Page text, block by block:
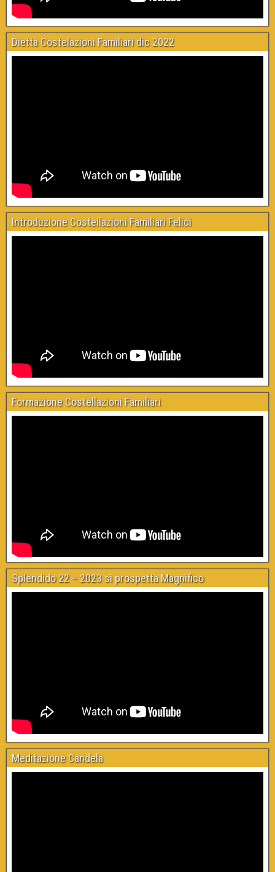
Dietta Costelazioni Familiari dic 2022
Introduzione Costellazioni Familiari Felici
Formazione Costellazioni Familiari
Splendido 22 – 2023 si prospetta Magnifico
Meditazione Candela